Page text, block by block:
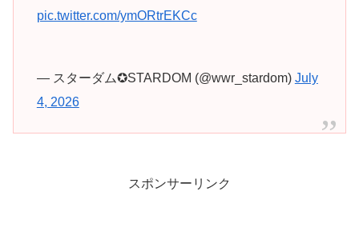
pic.twitter.com/ymORtrEKCc
— スターダム✪STARDOM (@wwr_stardom) July
4, 2026
スポンサーリンク